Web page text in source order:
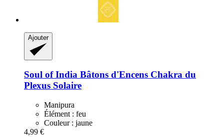
Ajouter
Soul of India Bâtons d'Encens Chakra du
Plexus Solaire
Manipura
Élément : feu
Couleur : jaune
4,99 €